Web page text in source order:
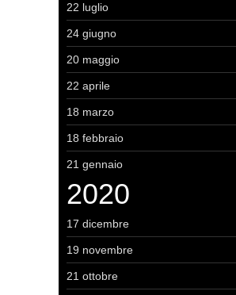
22 luglio
24 giugno
20 maggio
22 aprile
18 marzo
18 febbraio
21 gennaio
2020
17 dicembre
19 novembre
21 ottobre